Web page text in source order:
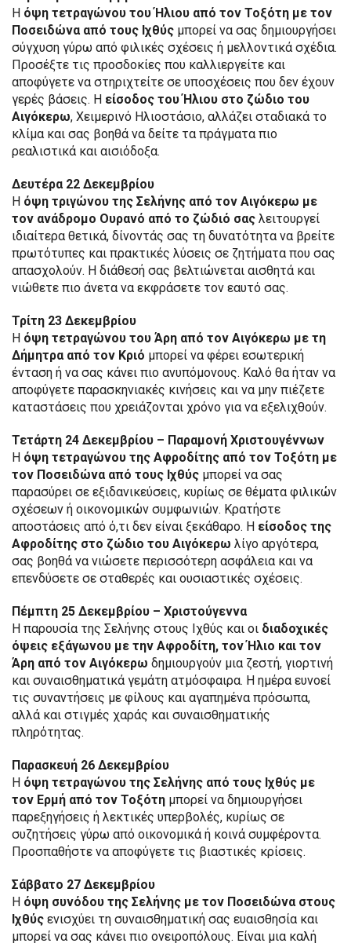
Η όψη τετραγώνου του Ήλιου από τον Τοξότη με τον
Ποσειδώνα από τους Ιχθύς μπορεί να σας δημιουργήσει
σύγχυση γύρω από φιλικές σχέσεις ή μελλοντικά σχέδια.
Προσέξτε τις προσδοκίες που καλλιεργείτε και
αποφύγετε να στηριχτείτε σε υποσχέσεις που δεν έχουν
γερές βάσεις. Η είσοδος του Ήλιου στο ζώδιο του
Αιγόκερω, Χειμερινό Ηλιοστάσιο, αλλάζει σταδιακά το
κλίμα και σας βοηθά να δείτε τα πράγματα πιο
ρεαλιστικά και αισιόδοξα.
Δευτέρα 22 Δεκεμβρίου
Η όψη τριγώνου της Σελήνης από τον Αιγόκερω με
τον ανάδρομο Ουρανό από το ζώδιό σας λειτουργεί
ιδιαίτερα θετικά, δίνοντάς σας τη δυνατότητα να βρείτε
πρωτότυπες και πρακτικές λύσεις σε ζητήματα που σας
απασχολούν. Η διάθεσή σας βελτιώνεται αισθητά και
νιώθετε πιο άνετα να εκφράσετε τον εαυτό σας.
Τρίτη 23 Δεκεμβρίου
Η όψη τετραγώνου του Άρη από τον Αιγόκερω με τη
Δήμητρα από τον Κριό μπορεί να φέρει εσωτερική
ένταση ή να σας κάνει πιο ανυπόμονους. Καλό θα ήταν να
αποφύγετε παρασκηνιακές κινήσεις και να μην πιέζετε
καταστάσεις που χρειάζονται χρόνο για να εξελιχθούν.
Τετάρτη 24 Δεκεμβρίου – Παραμονή Χριστουγέννων
Η όψη τετραγώνου της Αφροδίτης από τον Τοξότη με
τον Ποσειδώνα από τους Ιχθύς μπορεί να σας
παρασύρει σε εξιδανικεύσεις, κυρίως σε θέματα φιλικών
σχέσεων ή οικονομικών συμφωνιών. Κρατήστε
αποστάσεις από ό,τι δεν είναι ξεκάθαρο. Η είσοδος της
Αφροδίτης στο ζώδιο του Αιγόκερω λίγο αργότερα,
σας βοηθά να νιώσετε περισσότερη ασφάλεια και να
επενδύσετε σε σταθερές και ουσιαστικές σχέσεις.
Πέμπτη 25 Δεκεμβρίου – Χριστούγεννα
Η παρουσία της Σελήνης στους Ιχθύς και οι διαδοχικές
όψεις εξάγωνου με την Αφροδίτη, τον Ήλιο και τον
Άρη από τον Αιγόκερω δημιουργούν μια ζεστή, γιορτινή
και συναισθηματικά γεμάτη ατμόσφαιρα. Η ημέρα ευνοεί
τις συναντήσεις με φίλους και αγαπημένα πρόσωπα,
αλλά και στιγμές χαράς και συναισθηματικής
πληρότητας.
Παρασκευή 26 Δεκεμβρίου
Η όψη τετραγώνου της Σελήνης από τους Ιχθύς με
τον Ερμή από τον Τοξότη μπορεί να δημιουργήσει
παρεξηγήσεις ή λεκτικές υπερβολές, κυρίως σε
συζητήσεις γύρω από οικονομικά ή κοινά συμφέροντα.
Προσπαθήστε να αποφύγετε τις βιαστικές κρίσεις.
Σάββατο 27 Δεκεμβρίου
Η όψη συνόδου της Σελήνης με τον Ποσειδώνα στους
Ιχθύς ενισχύει τη συναισθηματική σας ευαισθησία και
μπορεί να σας κάνει πιο ονειροπόλους. Είναι μια καλή